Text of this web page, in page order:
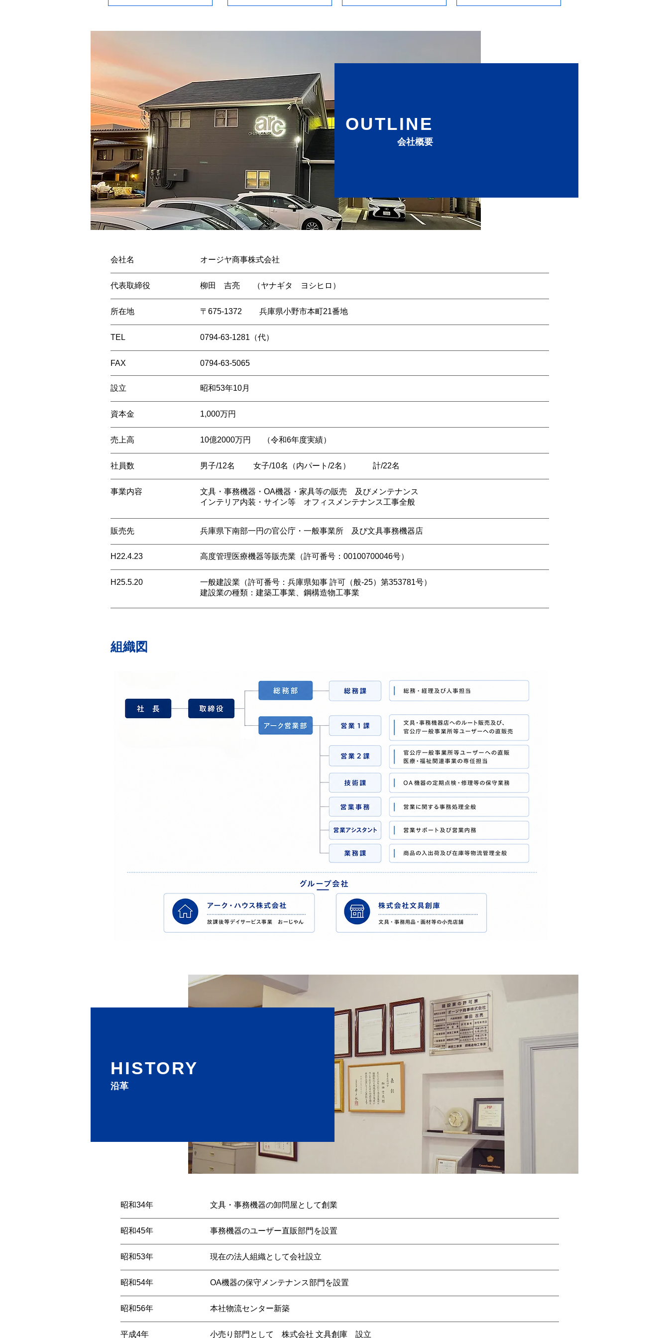
OUTLINE
会社概要
会社名 オージヤ商事株式会社
代表取締役 柳田 吉亮 ​（ヤナギタ ヨシヒロ）
所在地 〒675-1372 兵庫県小野市本町21番地
TEL 0794-63-1281（代）
FAX 0794-63-5065
設立 昭和53年10月
資本金 1,000万円
売上高 10億2000万円 （令和6年度実績）
社員数 男子/12名 女子/10名（内パート/2名） 計/22名
事業内容
文具・事務機器・OA機器・家具等の販売 及びメンテナンス
インテリア内装・サイン等 オフィスメンテナンス工事全般
販売先 兵庫県下南部一円の官公庁・一般事業所 及び文具事務機器店
H22.4.23 高度管理医療機器等販売業（許可番号：00100700046号）
H25.5.20
一般建設業（許可番号：兵庫県知事 許可（般-25）第353781号）
建設業の種類：建築工事業、鋼構造物工事業
組織図
HISTORY
沿革
昭和34年 文具・事務機器の卸問屋として創業
昭和45年 事務機器のユーザー直販部門を設置
昭和53年 現在の法人組織として会社設立
昭和54年 OA機器の保守メンテナンス部門を設置
昭和56年 本社物流センター新築
平成4年 小売り部門として 株式会社 文具創庫 設立